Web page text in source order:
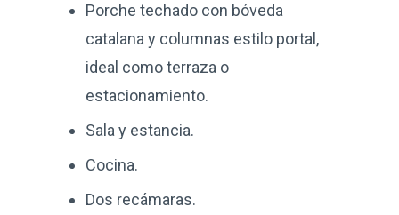
Porche techado con bóveda
catalana y columnas estilo portal,
ideal como terraza o
estacionamiento.
Sala y estancia.
Cocina.
Dos recámaras.